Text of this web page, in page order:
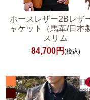
ホースレザー2Bレザ
ャケット（馬革/日本
スリム
84,700円 (税込)